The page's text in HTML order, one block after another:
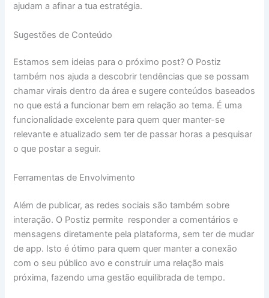
ajudam a afinar a tua estratégia.
Sugestões de Conteúdo
Estamos sem ideias para o próximo post? O Postiz
também nos ajuda a descobrir tendências que se possam
chamar virais dentro da área e sugere conteúdos baseados
no que está a funcionar bem em relação ao tema. É uma
funcionalidade excelente para quem quer manter-se
relevante e atualizado sem ter de passar horas a pesquisar
o que postar a seguir.
Ferramentas de Envolvimento
Além de publicar, as redes sociais são também sobre
interação. O Postiz permite responder a comentários e
mensagens diretamente pela plataforma, sem ter de mudar
de app. Isto é ótimo para quem quer manter a conexão
com o seu público avo e construir uma relação mais
próxima, fazendo uma gestão equilibrada de tempo.